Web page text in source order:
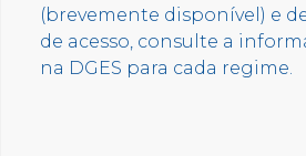
(brevemente disponível) e
de acesso, consulte a
na DGES para cada regime.